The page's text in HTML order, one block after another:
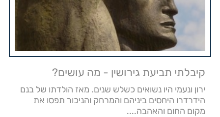
קיבלתי תביעת גירושין - מה עושים?
ירון ונעמי היו נשואים כשלש שנים. מאז הולדתו של בנם
הידרדרו היחסים ביניהם והמרחק והניכור תפסו את
מקום החום והאהבה....